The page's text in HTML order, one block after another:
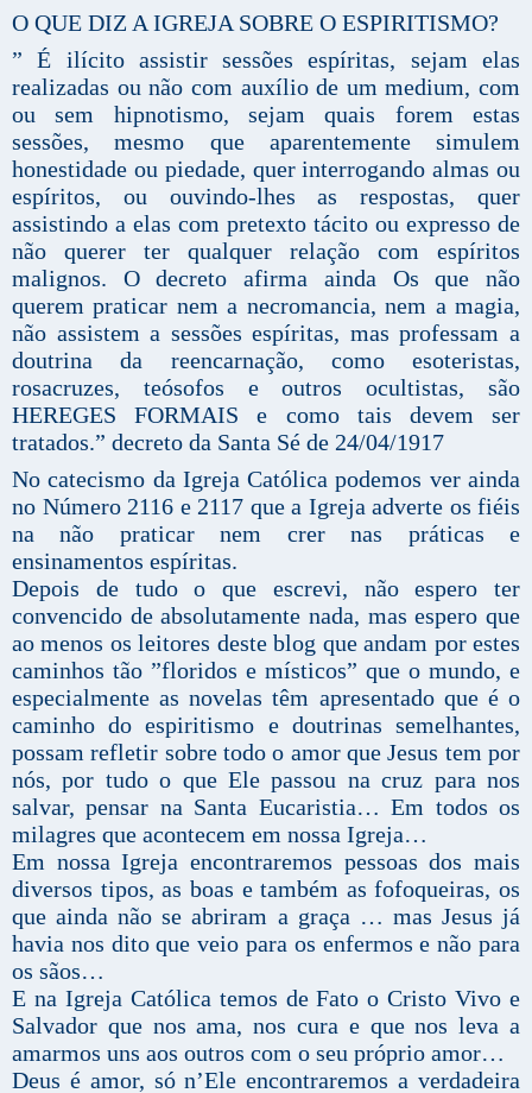
O QUE DIZ A IGREJA SOBRE O ESPIRITISMO?
” É ilícito assistir sessões espíritas, sejam elas
realizadas ou não com auxílio de um medium, com
ou sem hipnotismo, sejam quais forem estas
sessões, mesmo que aparentemente simulem
honestidade ou piedade, quer interrogando almas ou
espíritos, ou ouvindo-lhes as respostas, quer
assistindo a elas com pretexto tácito ou expresso de
não querer ter qualquer relação com espíritos
malignos. O decreto afirma ainda Os que não
querem praticar nem a necromancia, nem a magia,
não assistem a sessões espíritas, mas professam a
doutrina da reencarnação, como esoteristas,
rosacruzes, teósofos e outros ocultistas, são
HEREGES FORMAIS e como tais devem ser
tratados.” decreto da Santa Sé de 24/04/1917
No catecismo da Igreja Católica podemos ver ainda
no Número 2116 e 2117 que a Igreja adverte os fiéis
na não praticar nem crer nas práticas e
ensinamentos espíritas.
Depois de tudo o que escrevi, não espero ter
convencido de absolutamente nada, mas espero que
ao menos os leitores deste blog que andam por estes
caminhos tão ”floridos e místicos” que o mundo, e
especialmente as novelas têm apresentado que é o
caminho do espiritismo e doutrinas semelhantes,
possam refletir sobre todo o amor que Jesus tem por
nós, por tudo o que Ele passou na cruz para nos
salvar, pensar na Santa Eucaristia… Em todos os
milagres que acontecem em nossa Igreja…
Em nossa Igreja encontraremos pessoas dos mais
diversos tipos, as boas e também as fofoqueiras, os
que ainda não se abriram a graça … mas Jesus já
havia nos dito que veio para os enfermos e não para
os sãos…
E na Igreja Católica temos de Fato o Cristo Vivo e
Salvador que nos ama, nos cura e que nos leva a
amarmos uns aos outros com o seu próprio amor…
Deus é amor, só n’Ele encontraremos a verdadeira